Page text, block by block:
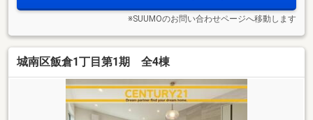
※SUUMOのお問い合わせページへ移動します
城南区飯倉1丁目第1期 全4棟